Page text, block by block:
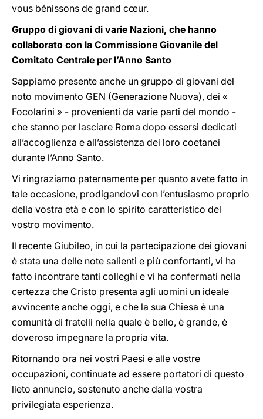
vous bénissons de grand cœur.
Gruppo di giovani di varie Nazioni, che hanno
collaborato con la Commissione Giovanile del
Comitato Centrale per l’Anno Santo
Sappiamo presente anche un gruppo di giovani del
noto movimento GEN (Generazione Nuova), dei «
Focolarini » - provenienti da varie parti del mondo -
che stanno per lasciare Roma dopo essersi dedicati
all’accoglienza e all’assistenza dei loro coetanei
durante l’Anno Santo.
Vi ringraziamo paternamente per quanto avete fatto in
tale occasione, prodigandovi con l’entusiasmo proprio
della vostra età e con lo spirito caratteristico del
vostro movimento.
Il recente Giubileo, in cui la partecipazione dei giovani
è stata una delle note salienti e più confortanti, vi ha
fatto incontrare tanti colleghi e vi ha confermati nella
certezza che Cristo presenta agli uomini un ideale
avvincente anche oggi, e che la sua Chiesa è una
comunità di fratelli nella quale è bello, è grande, è
doveroso impegnare la propria vita.
Ritornando ora nei vostri Paesi e alle vostre
occupazioni, continuate ad essere portatori di questo
lieto annuncio, sostenuto anche dalla vostra
privilegiata esperienza.